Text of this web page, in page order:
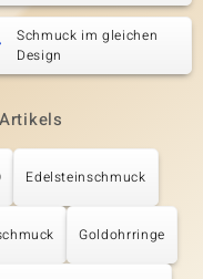
Schmuck im gleichen
Design
Edelsteinschmuck
Goldohrringe